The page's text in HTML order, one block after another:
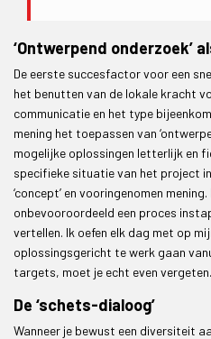
‘Ontwerpend onderzoek’
De eerste succesfactor voor een
het benutten van de lokale kracht
communicatie en het type
mening het toepassen van
mogelijke oplossingen letterlijk en
specifieke situatie van het project
‘concept’ en vooringenomen
onbevooroordeeld een proces
vertellen. Ik oefen elk dag met op
oplossingsgericht te werk gaan
targets, moet je echt even vergeten.
De ‘schets-dialoog’
Wanneer je bewust een diversiteit